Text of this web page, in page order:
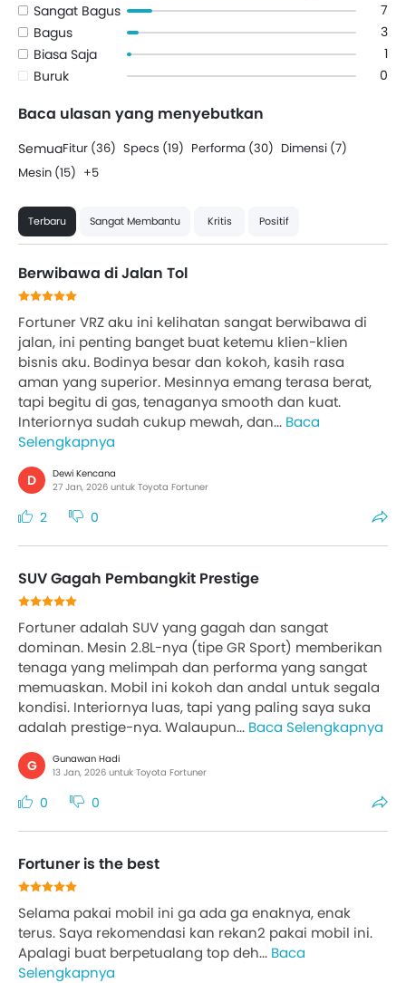
Sangat Bagus
7
Bagus
3
Biasa Saja
1
Buruk
0
Baca ulasan yang menyebutkan
SemuaFitur (36) Specs (19) Performa (30) Dimensi (7)
Mesin (15) +5
Terbaru Sangat Membantu Kritis Positif
Berwibawa di Jalan Tol
Fortuner VRZ aku ini kelihatan sangat berwibawa di
jalan, ini penting banget buat ketemu klien-klien
bisnis aku. Bodinya besar dan kokoh, kasih rasa
aman yang superior. Mesinnya emang terasa berat,
tapi begitu di gas, tenaganya smooth dan kuat.
Interiornya sudah cukup mewah, dan... Baca
Selengkapnya
D
Dewi Kencana
27 Jan, 2026 untuk Toyota Fortuner
2 0
SUV Gagah Pembangkit Prestige
Fortuner adalah SUV yang gagah dan sangat
dominan. Mesin 2.8L-nya (tipe GR Sport) memberikan
tenaga yang melimpah dan performa yang sangat
memuaskan. Mobil ini kokoh dan andal untuk segala
kondisi. Interiornya luas, tapi yang paling saya suka
adalah prestige-nya. Walaupun... Baca Selengkapnya
G
Gunawan Hadi
13 Jan, 2026 untuk Toyota Fortuner
0 0
Fortuner is the best
Selama pakai mobil ini ga ada ga enaknya, enak
terus. Saya rekomendasi kan rekan2 pakai mobil ini.
Apalagi buat berpetualang top deh... Baca
Selengkapnya